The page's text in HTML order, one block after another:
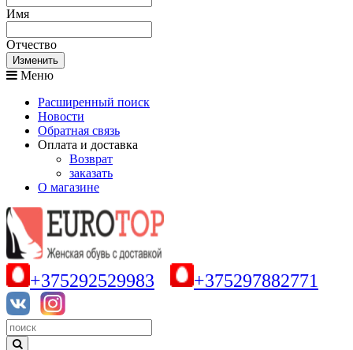
Имя
Отчество
Изменить
Меню
Расширенный поиск
Новости
Обратная связь
Оплата и доставка
Возврат
заказать
О магазине
+375292529983 +375297882771